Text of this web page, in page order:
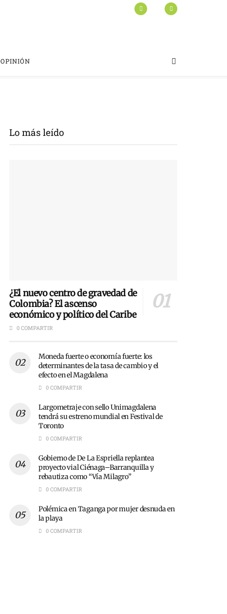
OPINIÓN
Lo más leído
¿El nuevo centro de gravedad de
Colombia? El ascenso
económico y político del Caribe
0 COMPARTIR
Moneda fuerte o economía fuerte: los
determinantes de la tasa de cambio y el
efecto en el Magdalena
0 COMPARTIR
Largometraje con sello Unimagdalena
tendrá su estreno mundial en Festival de
Toronto
0 COMPARTIR
Gobierno de De La Espriella replantea
proyecto vial Ciénaga–Barranquilla y
rebautiza como “Vía Milagro”
0 COMPARTIR
Polémica en Taganga por mujer desnuda en
la playa
0 COMPARTIR